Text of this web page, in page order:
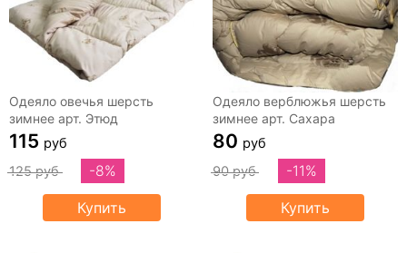
Одеяло овечья шерсть
зимнее арт. Этюд
115 руб
125 руб
-8%
Купить
Одеяло верблюжья шерсть
зимнее арт. Сахара
80 руб
90 руб
-11%
Купить